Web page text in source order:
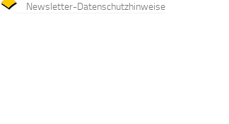
Newsletter-Datenschutzhinweise